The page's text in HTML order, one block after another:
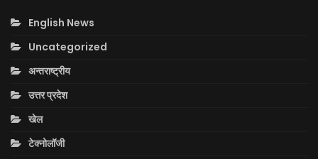
English News
Uncategorized
अन्तराष्ट्रीय
उत्तर प्रदेश
खेल
टेक्नोलॉजी